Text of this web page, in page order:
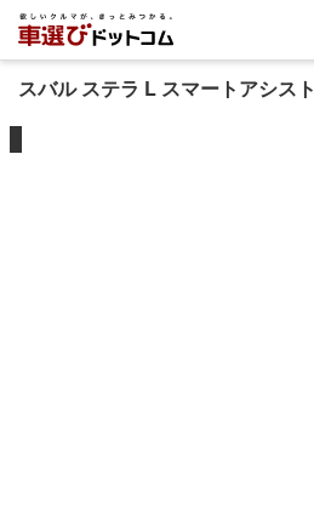
スバル ステラ L スマートアシスト